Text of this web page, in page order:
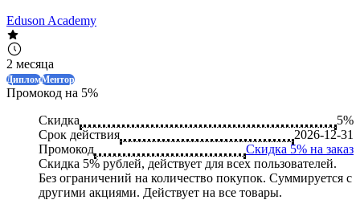
Eduson Academy
2 месяца
ДипломМентор
Промокод на 5%
Скидка
5%
Срок действия
2026-12-31
Промокод
Скидка 5% на заказ
Скидка 5% рублей, действует для всех пользователей.
Без ограничений на количество покупок. Суммируется с
другими акциями. Действует на все товары.